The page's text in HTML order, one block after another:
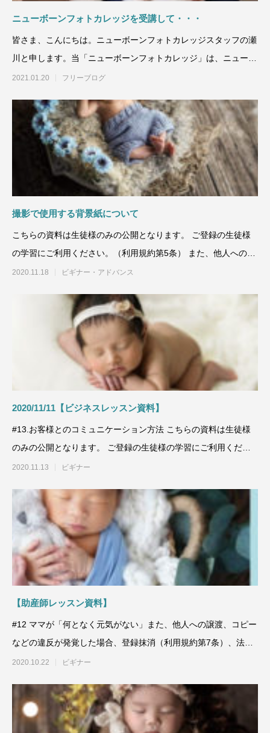
ニューボーンフォトカレッジを受講して・・・
皆さま、こんにちは。ニューボーンフォトカレッジスタッフの瀬
川と申します。当「ニューボーンフォトカレッジ」は、ニューボ
ーンフォトの専門的な知
2021.01.20 フリーブログ
撮影で使用する背景紙について
こちらの資料は生徒様のみの公開となります。 ご登録の生徒様
の学習にご利用ください。（利用規約第5条） また、他人への譲
渡、コピ
2020.11.18 ビギナー・アドバンス
2020/11/11【ビジネスレッスン資料】
#13.お客様とのコミュニケーション方法 こちらの資料は生徒様
のみの公開となります。 ご登録の生徒様の学習にご利用くださ
い。（利用
2020.11.13 ビギナー
【助産師レッスン資料】
#12 ママが「何となく元気がない」また、他人への譲渡、コピー
などの違反が発覚した場合、登録抹消（利用規約第7条）、法的
処罰等の対
2020.10.22 ビギナー